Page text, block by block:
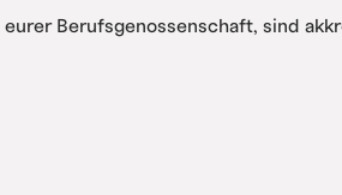
Berufsgenossenschaft, sind